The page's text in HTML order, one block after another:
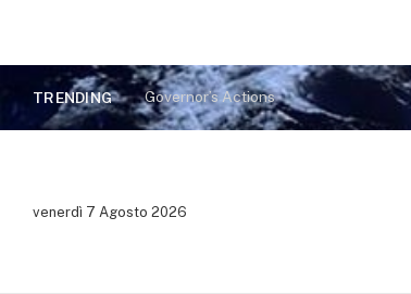
TRENDING Governor’s Actions
venerdì 7 Agosto 2026